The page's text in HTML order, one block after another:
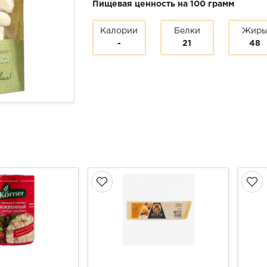
Пищевая ценность на 100 грамм
Калории
-
Белки
21
48